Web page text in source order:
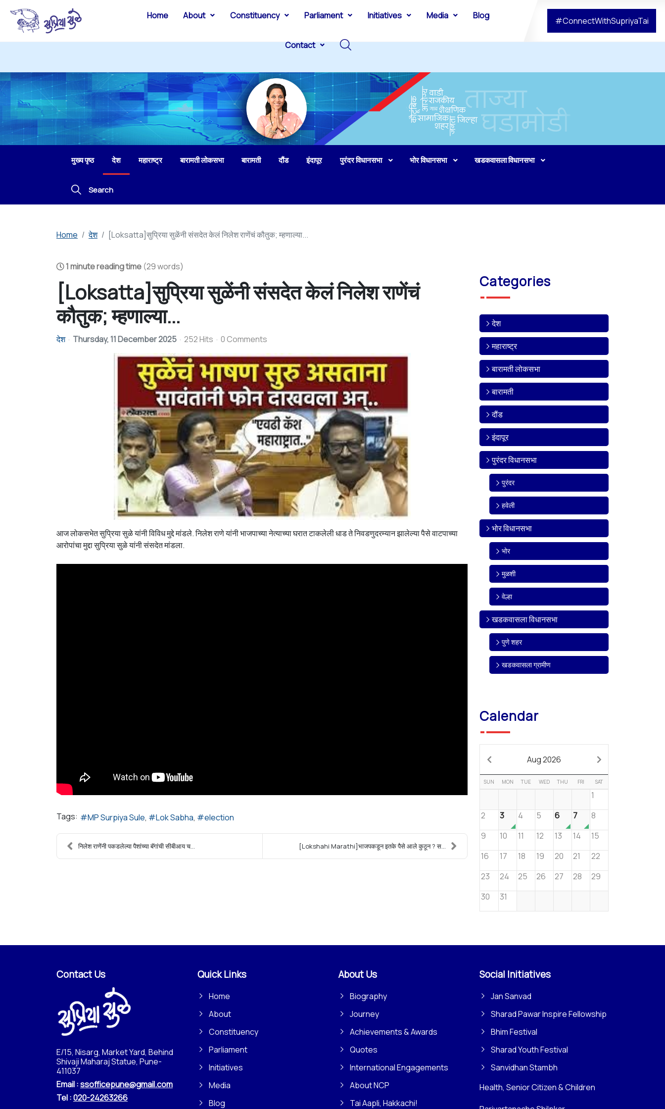
Home About Constituency Parliament Initiatives Media Blog
Contact
#ConnectWithSupriyaTai
मुख्य पृष्ठ देश महाराष्ट्र बारामती लोकसभा बारामती दौंड इंदापूर पुरंदर विधानसभा भोर विधानसभा खडकवासला विधानसभा
Search
Home देश [Loksatta]सुप्रिया सुळेंनी संसदेत केलं निलेश राणेंचं कौतुक; म्हणाल्या...
1 minute reading time (29 words)
[Loksatta]सुप्रिया सुळेंनी संसदेत केलं निलेश राणेंचं
कौतुक; म्हणाल्या...
देश Thursday, 11 December 2025 252 Hits 0 Comments
आज लोकसभेत सुप्रिया सुळे यांनी विविध मुद्दे मांडले. निलेश राणे यांनी भाजपाच्या नेत्याच्या घरात टाकलेली धाड ते निवडणुदरम्यान झालेल्या पैसे वाटपाच्या
आरोपांचा मुद्दा सुप्रिया सुळे यांनी संसदेत मांडला.
Tags: MP Surpiya Sule Lok Sabha election
निलेश राणेंनी पकडलेल्या पैशांच्या बॅगांची सीबीआय च... [Lokshahi Marathi]भाजपकडून इतके पैसे आले कुठून ? स...
Categories
देश
महाराष्ट्र
बारामती लोकसभा
बारामती
दौंड
इंदापूर
पुरंदर विधानसभा
पुरंदर
हवेली
भोर विधानसभा
भोर
मुळशी
वेल्हा
खडकवासला विधानसभा
पुणे शहर
खडकवासला ग्रामीण
Calendar
Aug 2026
SUN MON TUE WED THU FRI SAT
1
2
3 4 5 6 7
8
9
10 11 12 13 14
15
16
17 18 19 20 21
22
23
24 25 26 27 28
29
30
31
Contact Us
E/15, Nisarg, Market Yard, Behind
Shivaji Maharaj Statue, Pune-
411037
Email :ssofficepune@gmail.com
Tel :020-24263266
Quick Links
Home
About
Constituency
Parliament
Initiatives
Media
Blog
About Us
Biography
Journey
Achievements & Awards
Quotes
International Engagements
About NCP
Tai Aapli, Hakkachi!
Social Initiatives
Jan Sanvad
Sharad Pawar Inspire Fellowship
Bhim Festival
Sharad Youth Festival
Sanvidhan Stambh
Health, Senior Citizen & Children